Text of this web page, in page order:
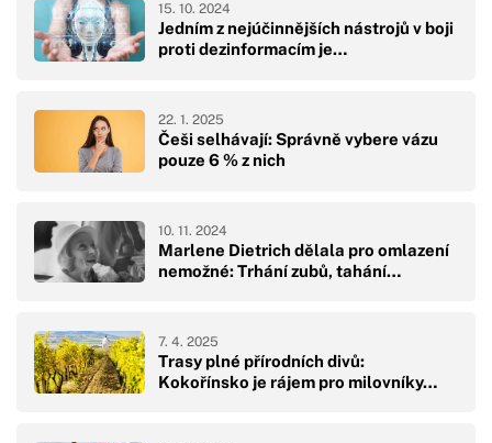
Jedním z nejúčinnějších nástrojů v boji
proti dezinformacím je…
15. 10. 2024
Češi selhávají: Správně vybere vázu
pouze 6 % z nich
22. 1. 2025
Marlene Dietrich dělala pro omlazení
nemožné: Trhání zubů, tahání…
10. 11. 2024
Trasy plné přírodních divů:
Kokořínsko je rájem pro milovníky…
7. 4. 2025